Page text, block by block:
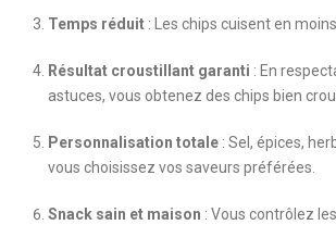
Temps réduit: Les chips cuisent en
Résultat croustillant garanti : En
astuces, vous obtenez des chips bien
Personnalisation totale: Sel, épices,
vous choisissez vos saveurs préférées.
Snack sain et maison : Vous contrôlez